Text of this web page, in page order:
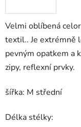
Velmi oblíbená
textil.. Je extrémně
pevným opatkem a
zipy, reflexní prvky.
šířka: M střední
Délka stélky: